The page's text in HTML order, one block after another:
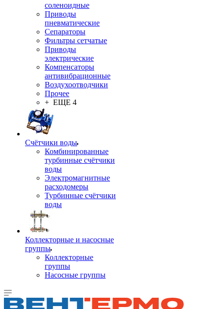
соленоидные
Приводы
пневматические
Сепараторы
Фильтры сетчатые
Приводы
электрические
Компенсаторы
антивибрационные
Воздухоотводчики
Прочее
+ ЕЩЕ 4
Счётчики воды
Комбинированные
турбинные счётчики
воды
Электромагнитные
расходомеры
Турбинные счётчики
воды
Коллекторные и насосные
группы
Коллекторные
группы
Насосные группы